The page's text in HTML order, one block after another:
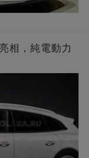
相，純電動力